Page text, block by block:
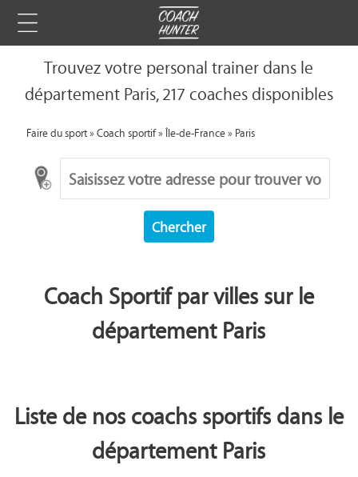
Trouvez votre personal trainer dans le
département Paris, 217 coaches disponibles
Faire du sport»Coach sportif»Île-de-France»Paris
Chercher
Coach Sportif par villes sur le
département Paris
Liste de nos coachs sportifs dans le
département Paris